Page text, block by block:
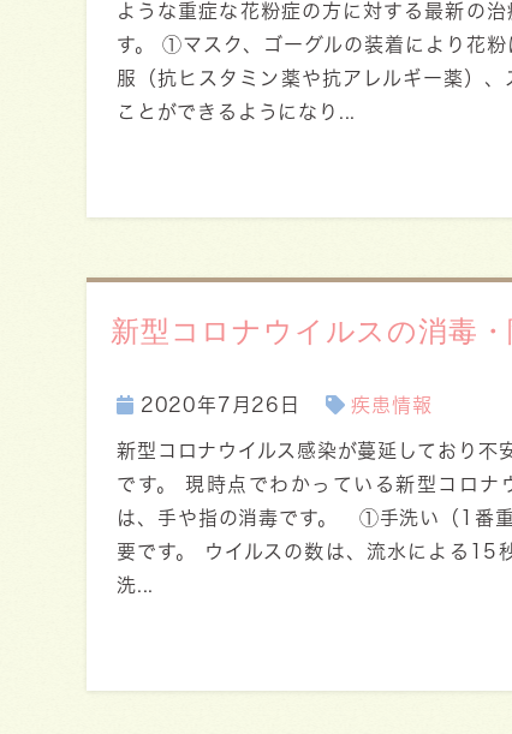
ような重症な花粉症の方に対する最新の
す。 ①マスク、ゴーグルの装着により花
服（抗ヒスタミン薬や抗アレルギー薬）
ことができるようになり...
新型コロナウイルスの消毒
2020年7月26日 疾患情報
新型コロナウイルス感染が蔓延しており不
です。 現時点でわかっている新型コロナ
は、手や指の消毒です。 ①手洗い（1番重
要です。 ウイルスの数は、流水による
洗...